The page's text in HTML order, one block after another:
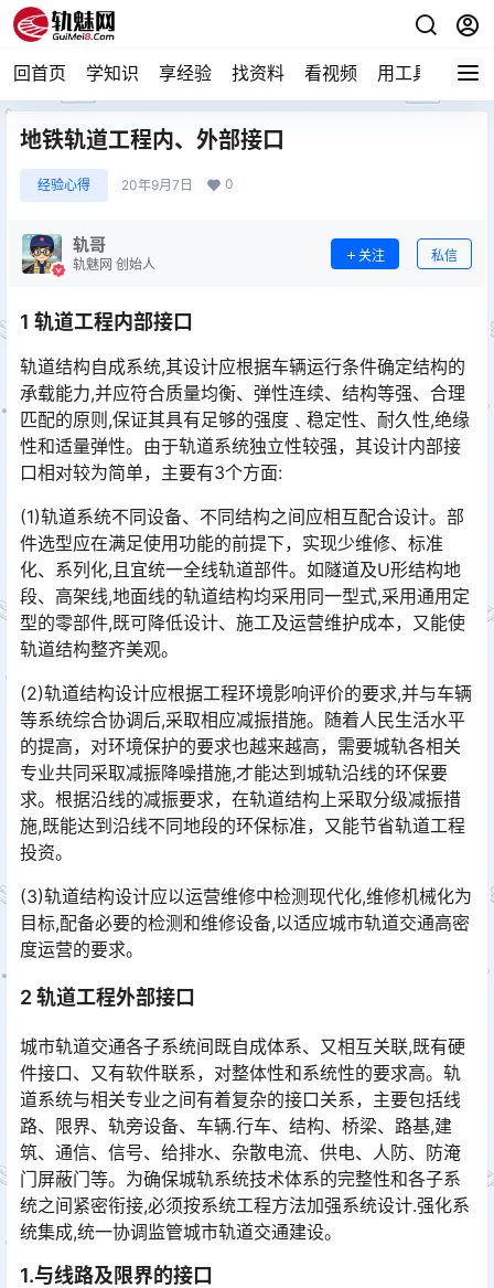
回首页 学知识 享经验 找资料 看视频 用工具 论技
地铁轨道工程内、外部接口
经验心得 20年9月7日 0
轨哥
轨魅网 创始人
关注 私信
1 轨道工程内部接口
轨道结构自成系统,其设计应根据车辆运行条件确定结构的
承载能力,并应符合质量均衡、弹性连续、结构等强、合理
匹配的原则,保证其具有足够的强度﹑稳定性、耐久性,绝缘
性和适量弹性。由于轨道系统独立性较强，其设计内部接
口相对较为简单，主要有3个方面:󠅅󠅃󠄵󠅂󠄪󠇖󠆨󠆨󠇕󠆞󠆒󠅬󠇘󠆭󠆘󠇙󠆝󠅵󠇗󠆭󠆁󠄐󠇗󠅹󠅸󠇖󠆍󠅳󠇖󠅹󠅰󠇖󠆌󠅹
(1)轨道系统不同设备、不同结构之间应相互配合设计。部
件选型应在满足使用功能的前提下，实现少维修、标准
化、系列化,且宜统一全线轨道部件。如隧道及U形结构地
段、高架线,地面线的轨道结构均采用同一型式,采用通用定
型的零部件,既可降低设计、施工及运营维护成本，又能使
轨道结构整齐美观。󠅅󠅃󠄵󠅂󠄪󠇖󠆨󠆨󠇕󠆞󠆒󠅬󠇘󠆭󠆘󠇙󠆝󠅵󠇗󠆭󠆁󠄐󠇗󠅹󠅸󠇖󠆍󠅳󠇖󠅹󠅰󠇖󠆌󠅹
(2)轨道结构设计应根据工程环境影响评价的要求,并与车辆
等系统综合协调后,采取相应减振措施。随着人民生活水平
的提高，对环境保护的要求也越来越高，需要城轨各相关
专业共同采取减振降噪措施,才能达到城轨沿线的环保要
求。根据沿线的减振要求，在轨道结构上采取分级减振措
施,既能达到沿线不同地段的环保标准，又能节省轨道工程
投资。󠅅󠅃󠄵󠅂󠄪󠇖󠆨󠆨󠇕󠆞󠆒󠅬󠇘󠆭󠆘󠇙󠆝󠅵󠇗󠆭󠆁󠄐󠇗󠅹󠅸󠇖󠆍󠅳󠇖󠅹󠅰󠇖󠆌󠅹
(3)轨道结构设计应以运营维修中检测现代化,维修机械化为
目标,配备必要的检测和维修设备,以适应城市轨道交通高密
度运营的要求。
2 轨道工程外部接口
城市轨道交通各子系统间既自成体系、又相互关联,既有硬
件接口、又有软件联系，对整体性和系统性的要求高。轨
道系统与相关专业之间有着复杂的接口关系，主要包括线
路、限界、轨旁设备、车辆.行车、结构、桥梁、路基,建
筑、通信、信号、给排水、杂散电流、供电、人防、防淹
门屏蔽门等。为确保城轨系统技术体系的完整性和各子系
统之间紧密衔接,必须按系统工程方法加强系统设计.强化系
统集成,统一协调监管城市轨道交通建设。󠅅󠅃󠄵󠅂󠄪󠇖󠆨󠆨󠇕󠆞󠆒󠅬󠇘󠆭󠆘󠇙󠆝󠅵󠇗󠆭󠆁󠄐󠇗󠅹󠅸󠇖󠆍󠅳󠇖󠅹󠅰󠇖󠆌󠅹
1.与线路及限界的接口